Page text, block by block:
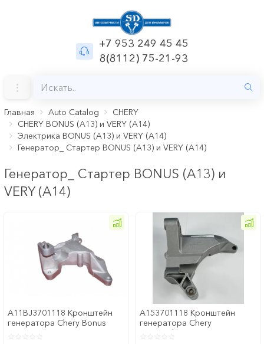
+7 953 249 45 45
8(8112) 75-21-93
Главная Auto Catalog
CHERY
CHERY BONUS (A13) и VERY (A14)
Электрика BONUS (A13) и VERY (A14)
Генератор_ Стартер BONUS (A13) и VERY (A14)
Генератор_ Стартер BONUS (A13) и
VERY (A14)
A11BJ3701118 Кронштейн
генератора Chery Bonus
A153701118 Кронштейн
генератора Chery
Bonus,Chery ...